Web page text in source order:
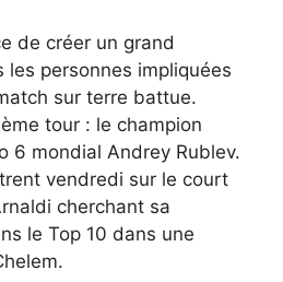
de créer un grand
les personnes impliquées
sur terre battue.
tour : le champion
6 mondial Andrey Rublev.
vendredi sur le court
cherchant sa
le Top 10 dans une